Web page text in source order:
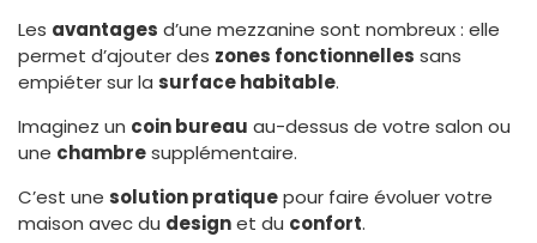
Les avantages d’une mezzanine sont nombreux : elle
permet d’ajouter des zones fonctionnelles sans
empiéter sur la surface habitable.
Imaginez un coin bureau au-dessus de votre salon ou
une chambresupplémentaire.
C’est une solution pratiquepour faire évoluer votre
maison avec du designet du confort.